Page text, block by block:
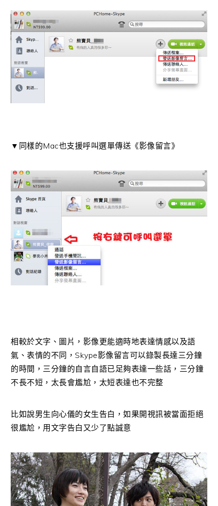
▼同樣的Mac也支援呼叫選單傳送《影像留言》
相較於文字、圖片，影像更能適時地表達情感以及語
氣、表情的不同，Skype影像留言可以錄製長達三分鐘
的時間，三分鐘的自言自語已足夠表達一些話，三分鐘
不長不短，太長會尷尬，太短表達也不完整
比如說男生向心儀的女生告白，如果開視訊被當面拒絕
很尷尬，用文字告白又少了點誠意